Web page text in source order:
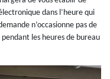
dans l’heure qui
n’occasionne pas de
les heures de bureau